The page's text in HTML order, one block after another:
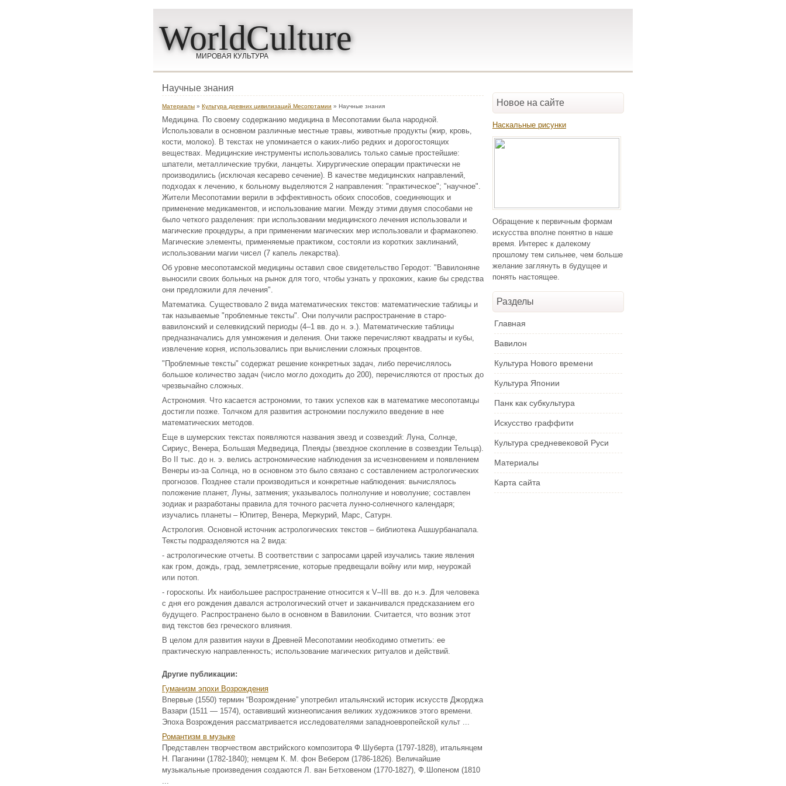
WorldCulture
МИРОВАЯ КУЛЬТУРА
Научные знания
Материалы » Культура древних цивилизаций Месопотамии » Научные знания
Медицина. По своему содержанию медицина в Месопотамии была народной.
Использовали в основном различные местные травы, животные продукты (жир, кровь,
кости, молоко). В текстах не упоминается о каких-либо редких и дорогостоящих
веществах. Медицинские инструменты использовались только самые простейшие:
шпатели, металлические трубки, ланцеты. Хирургические операции практически не
производились (исключая кесарево сечение). В качестве медицинских направлений,
подходах к лечению, к больному выделяются 2 направления: "практическое"; "научное".
Жители Месопотамии верили в эффективность обоих способов, соединяющих и
применение медикаментов, и использование магии. Между этими двумя способами не
было четкого разделения: при использовании медицинского лечения использовали и
магические процедуры, а при применении магических мер использовали и фармакопею.
Магические элементы, применяемые практиком, состояли из коротких заклинаний,
использовании магии чисел (7 капель лекарства).
Об уровне месопотамской медицины оставил свое свидетельство Геродот: "Вавилоняне
выносили своих больных на рынок для того, чтобы узнать у прохожих, какие бы средства
они предложили для лечения".
Математика. Существовало 2 вида математических текстов: математические таблицы и
так называемые "проблемные тексты". Они получили распространение в старо-
вавилонский и селевкидский периоды (4–1 вв. до н. э.). Математические таблицы
предназначались для умножения и деления. Они также перечисляют квадраты и кубы,
извлечение корня, использовались при вычислении сложных процентов.
"Проблемные тексты" содержат решение конкретных задач, либо перечислялось
большое количество задач (число могло доходить до 200), перечисляются от простых до
чрезвычайно сложных.
Астрономия. Что касается астрономии, то таких успехов как в математике месопотамцы
достигли позже. Толчком для развития астрономии послужило введение в нее
математических методов.
Еще в шумерских текстах появляются названия звезд и созвездий: Луна, Солнце,
Сириус, Венера, Большая Медведица, Плеяды (звездное скопление в созвездии Тельца).
Во II тыс. до н. э. велись астрономические наблюдения за исчезновением и появлением
Венеры из-за Солнца, но в основном это было связано с составлением астрологических
прогнозов. Позднее стали производиться и конкретные наблюдения: вычислялось
положение планет, Луны, затмения; указывалось полнолуние и новолуние; составлен
зодиак и разработаны правила для точного расчета лунно-солнечного календаря;
изучались планеты – Юпитер, Венера, Меркурий, Марс, Сатурн.
Астрология. Основной источник астрологических текстов – библиотека Ашшурбанапала.
Тексты подразделяются на 2 вида:
- астрологические отчеты. В соответствии с запросами царей изучались такие явления
как гром, дождь, град, землетрясение, которые предвещали войну или мир, неурожай
или потоп.
- гороскопы. Их наибольшее распространение относится к V–III вв. до н.э. Для человека
с дня его рождения давался астрологический отчет и заканчивался предсказанием его
будущего. Распространено было в основном в Вавилонии. Считается, что возник этот
вид текстов без греческого влияния.
В целом для развития науки в Древней Месопотамии необходимо отметить: ее
практическую направленность; использование магических ритуалов и действий.
Другие публикации:
Гуманизм эпохи Возрождения
Впервые (1550) термин “Возрождение” употребил итальянский историк искусств Джорджа
Вазари (1511 — 1574), оставивший жизнеописания великих художников этого времени.
Эпоха Возрождения рассматривается исследователями западноевропейской культ ...
Романтизм в музыке
Представлен творчеством австрийского композитора Ф.Шуберта (1797-1828), итальянцем
Н. Паганини (1782-1840); немцем К. М. фон Вебером (1786-1826). Величайшие
музыкальные произведения создаются Л. ван Бетховеном (1770-1827), Ф.Шопеном (1810
...
Новое на сайте
Наскальные рисунки
Обращение к первичным формам
искусства вполне понятно в наше
время. Интерес к далекому
прошлому тем сильнее, чем больше
желание заглянуть в будущее и
понять настоящее.
Разделы
Главная
Вавилон
Культура Нового времени
Культура Японии
Панк как субкультура
Искусство граффити
Культура средневековой Руси
Материалы
Карта сайта